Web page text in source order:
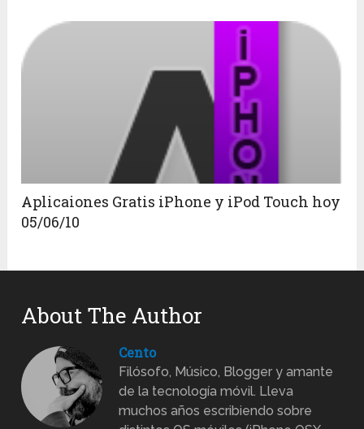
Aplicaiones Gratis iPhone y iPod Touch hoy
05/06/10
About The Author
Cento
Filósofo, Músico, Blogger y amante
de la tecnología móvil. Lleva
muchos años escribiendo sobre